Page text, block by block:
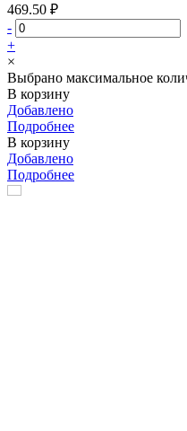
469.50 ₽
-
+
×
Выбрано максимальное
В корзину
Добавлено
Подробнее
В корзину
Добавлено
Подробнее